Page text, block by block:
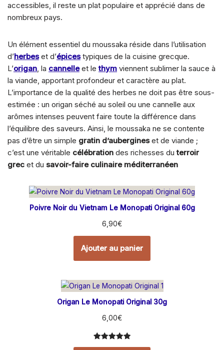
accessibles, il reste un plat populaire et apprécié dans de
nombreux pays.
Un élément essentiel du moussaka réside dans l’utilisation
d’herbeset d’épicestypiques de la cuisine grecque.
L’origan, la cannelleet lethym viennent sublimer la sauce à
la viande, apportant profondeur et caractère au plat.
L’importance de la qualité des herbes ne doit pas être sous-
estimée : un origan séché au soleil ou une cannelle aux
arômes intenses peuvent faire toute la différence dans
l’équilibre des saveurs. Ainsi, le moussaka ne se contente
pas d’être un simple gratin d’aubergineset de viande ;
c’est une véritable célébration des richesses duterroir
grec et du savoir-faire culinaire méditerranéen
Poivre Noir du Vietnam Le Monopati Original 60g
6,90€
Ajouter au panier
Origan Le Monopati Original 30g
6,00€
Noté5.00
11